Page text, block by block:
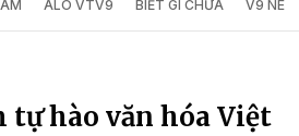
ALO VTV9 BIẾT GÌ CHƯA V9 NÈ
hào văn hóa Việt